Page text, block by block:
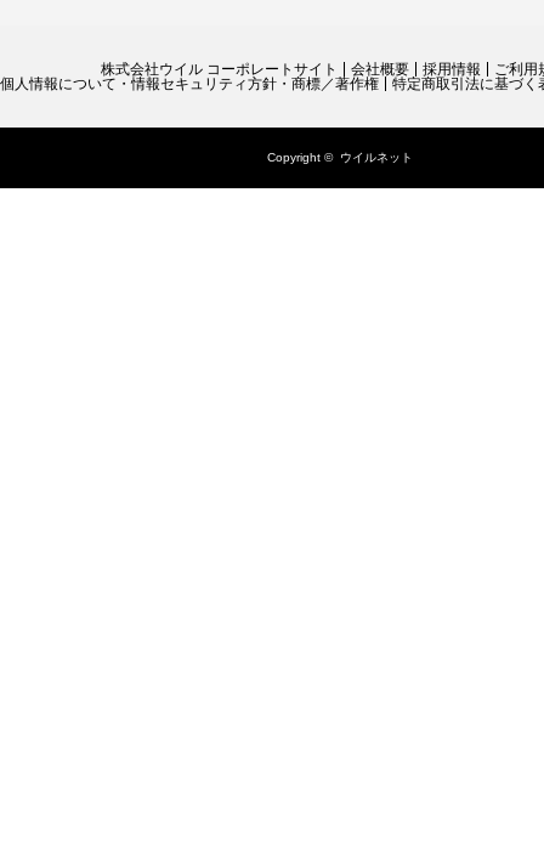
株式会社ウイル コーポレートサイト 会社概要 採用情報
ご利用
個人情報について・情報セキュリティ方針・商標／著作権
特定商取引法に基づく
Copyright © ウイルネット